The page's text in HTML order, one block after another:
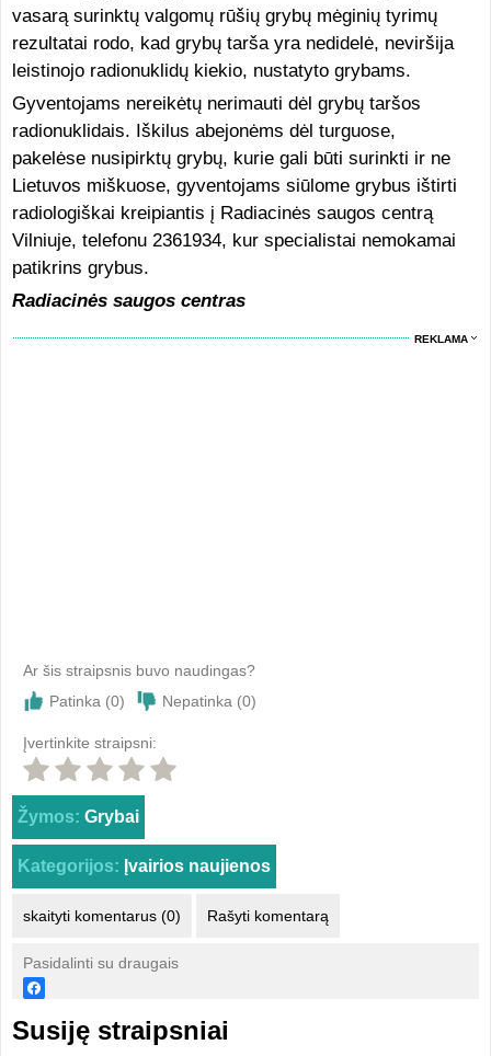
vasarą surinktų valgomų rūšių grybų mėginių tyrimų
rezultatai rodo, kad grybų tarša yra nedidelė, neviršija
leistinojo radionuklidų kiekio, nustatyto grybams.
Gyventojams nereikėtų nerimauti dėl grybų taršos
radionuklidais. Iškilus abejonėms dėl turguose,
pakelėse nusipirktų grybų, kurie gali būti surinkti ir ne
Lietuvos miškuose, gyventojams siūlome grybus ištirti
radiologiškai kreipiantis į Radiacinės saugos centrą
Vilniuje, telefonu 2361934, kur specialistai nemokamai
patikrins grybus.
Radiacinės saugos centras
REKLAMA
Ar šis straipsnis buvo naudingas?
Patinka (0) Nepatinka (0)
Įvertinkite straipsni:
Žymos: Grybai
Kategorijos: Įvairios naujienos
skaityti komentarus (0) Rašyti komentarą
Pasidalinti su draugais
Susiję straipsniai